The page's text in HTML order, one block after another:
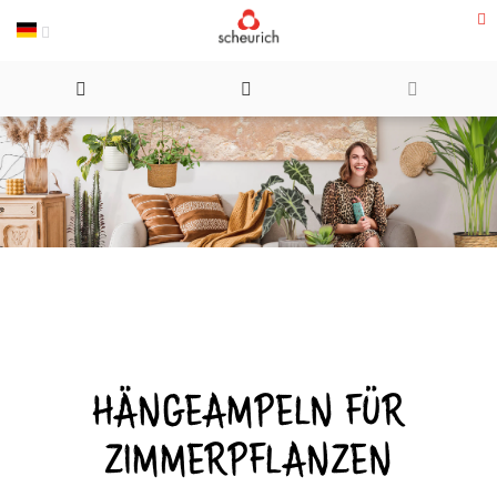
Direkt
Inhalt
HÄNGEAMPELN FÜR
ZIMMERPFLANZEN